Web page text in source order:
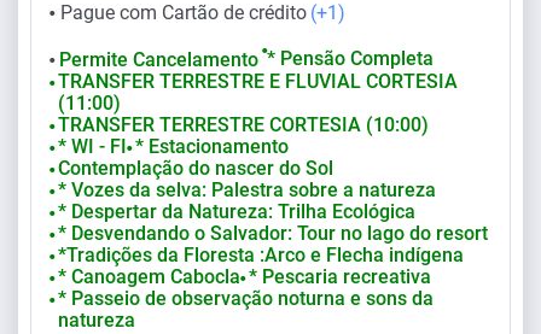
⬤ Pague com Cartão de crédito (+1)
⬤ Permite Cancelamento ⬤* Pensão Completa
⬤ TRANSFER TERRESTRE E FLUVIAL CORTESIA
(11:00)
⬤ TRANSFER TERRESTRE CORTESIA (10:00)
⬤ * WI - FI ⬤ * Estacionamento
⬤ Contemplação do nascer do Sol
⬤ * Vozes da selva: Palestra sobre a natureza
⬤ * Despertar da Natureza: Trilha Ecológica
⬤ * Desvendando o Salvador: Tour no lago do resort
⬤ *Tradições da Floresta :Arco e Flecha indígena
⬤ * Canoagem Cabocla ⬤ * Pescaria recreativa
⬤ * Passeio de observação noturna e sons da
natureza